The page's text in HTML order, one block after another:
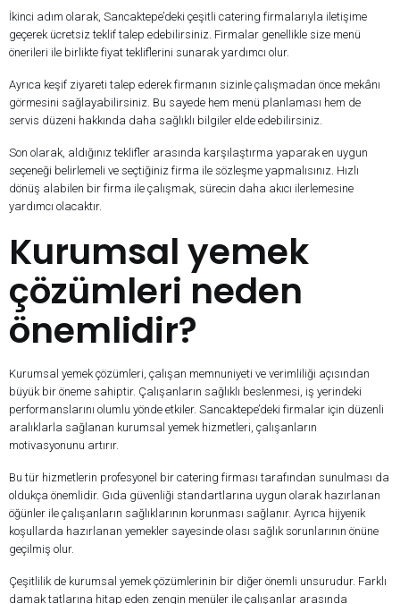
İkinci adım olarak, Sancaktepe’deki çeşitli catering firmalarıyla iletişime
geçerek ücretsiz teklif talep edebilirsiniz. Firmalar genellikle size menü
önerileri ile birlikte fiyat tekliflerini sunarak yardımcı olur.
Ayrıca keşif ziyareti talep ederek firmanın sizinle çalışmadan önce mekânı
görmesini sağlayabilirsiniz. Bu sayede hem menü planlaması hem de
servis düzeni hakkında daha sağlıklı bilgiler elde edebilirsiniz.
Son olarak, aldığınız teklifler arasında karşılaştırma yaparak en uygun
seçeneği belirlemeli ve seçtiğiniz firma ile sözleşme yapmalısınız. Hızlı
dönüş alabilen bir firma ile çalışmak, sürecin daha akıcı ilerlemesine
yardımcı olacaktır.
Kurumsal yemek
çözümleri neden
önemlidir?
Kurumsal yemek çözümleri, çalışan memnuniyeti ve verimliliği açısından
büyük bir öneme sahiptir. Çalışanların sağlıklı beslenmesi, iş yerindeki
performanslarını olumlu yönde etkiler. Sancaktepe’deki firmalar için düzenli
aralıklarla sağlanan kurumsal yemek hizmetleri, çalışanların
motivasyonunu artırır.
Bu tür hizmetlerin profesyonel bir catering firması tarafından sunulması da
oldukça önemlidir. Gıda güvenliği standartlarına uygun olarak hazırlanan
öğünler ile çalışanların sağlıklarının korunması sağlanır. Ayrıca hijyenik
koşullarda hazırlanan yemekler sayesinde olası sağlık sorunlarının önüne
geçilmiş olur.
Çeşitlilik de kurumsal yemek çözümlerinin bir diğer önemli unsurudur. Farklı
damak tatlarına hitap eden zengin menüler ile çalışanlar arasında